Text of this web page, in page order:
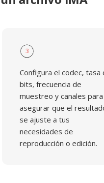
3
Configura el codec, tasa
bits, frecuencia de
muestreo y canales para
asegurar que el
se ajuste a tus
necesidades de
reproducción o edición.